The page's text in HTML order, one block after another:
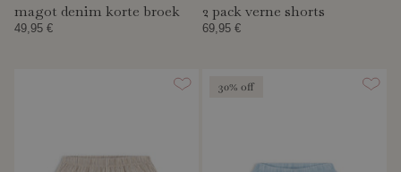
magot denim korte broek
49,95 €
2 pack verne shorts
69,95 €
30% off